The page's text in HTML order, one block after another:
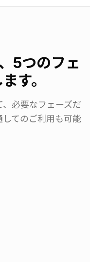
5つのフェ
す。
必要なフェーズだ
てのご利用も可能